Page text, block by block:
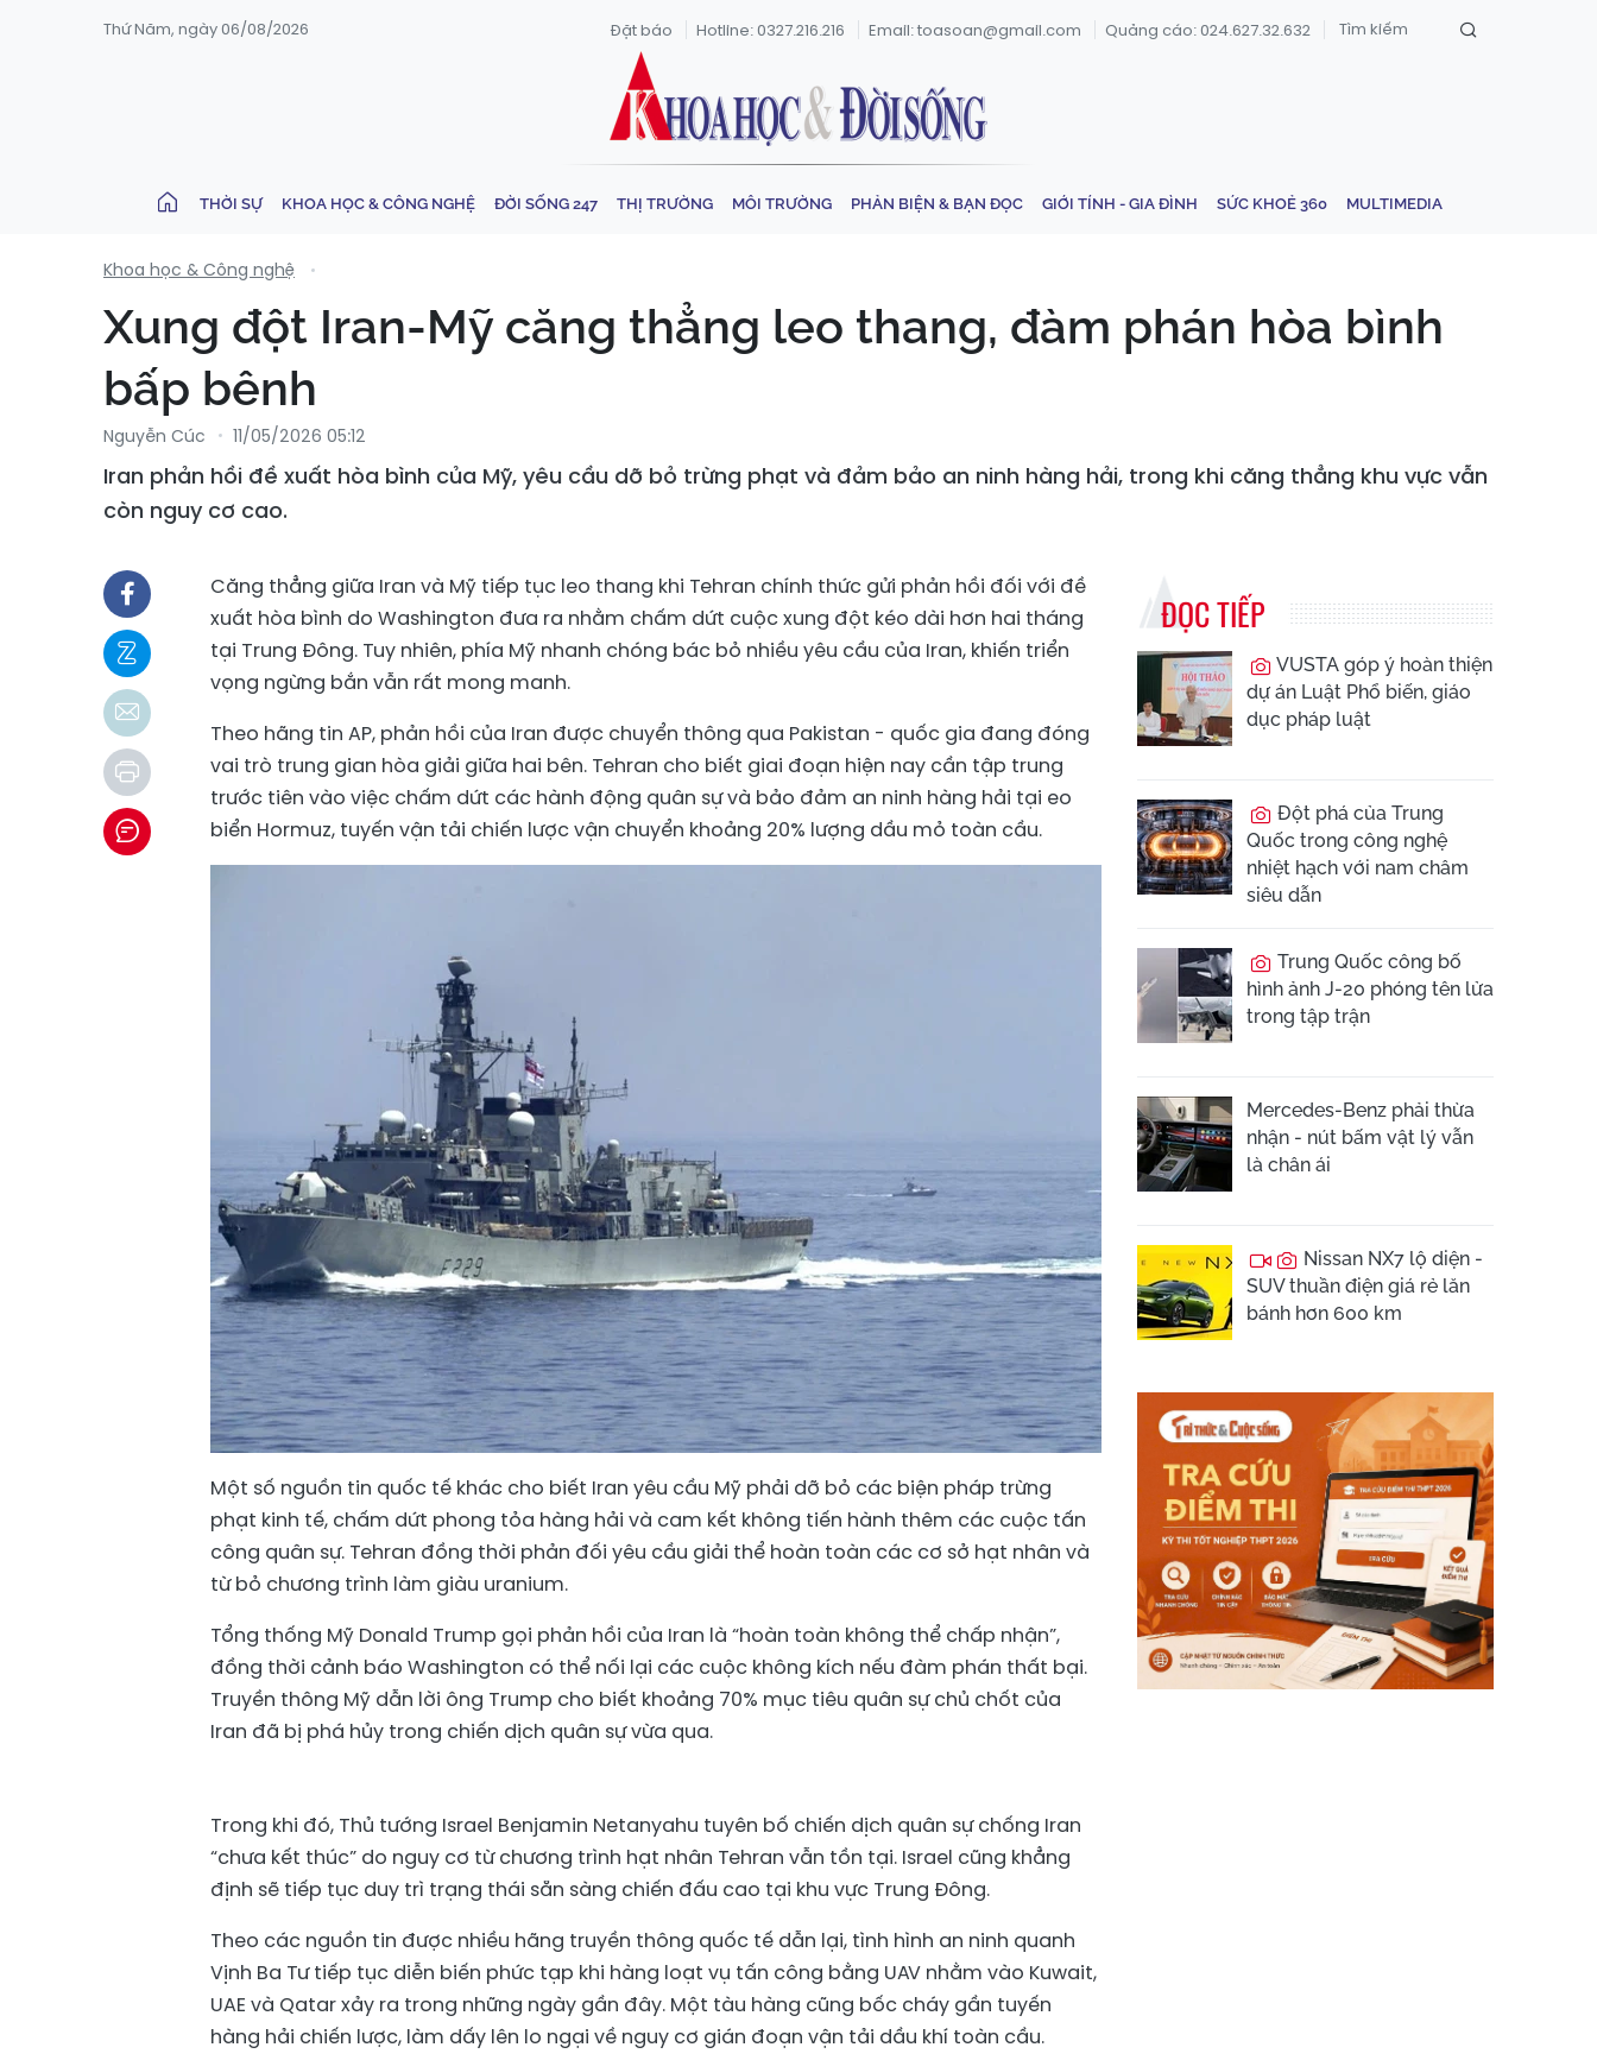
Thứ Năm, ngày 06/08/2026 Đặt báo Hotline: 0327.216.216 Email: toasoan@gmail.com Quảng cáo: 024.627.32.632
THỜI SỰ KHOA HỌC & CÔNG NGHỆ ĐỜI SỐNG 247 THỊ TRƯỜNG MÔI TRƯỜNG PHẢN BIỆN & BẠN ĐỌC GIỚI TÍNH - GIA ĐÌNH SỨC KHOẺ 360 MULTIMEDIA
Khoa học & Công nghệ
Xung đột Iran-Mỹ căng thẳng leo thang, đàm phán hòa bình
bấp bênh
Nguyễn Cúc 11/05/2026 05:12
Iran phản hồi đề xuất hòa bình của Mỹ, yêu cầu dỡ bỏ trừng phạt và đảm bảo an ninh hàng hải, trong khi căng thẳng khu vực vẫn
còn nguy cơ cao.
Căng thẳng giữa Iran và Mỹ tiếp tục leo thang khi Tehran chính thức gửi phản hồi đối với đề
xuất hòa bình do Washington đưa ra nhằm chấm dứt cuộc xung đột kéo dài hơn hai tháng
tại Trung Đông. Tuy nhiên, phía Mỹ nhanh chóng bác bỏ nhiều yêu cầu của Iran, khiến triển
vọng ngừng bắn vẫn rất mong manh.
Theo hãng tin AP, phản hồi của Iran được chuyển thông qua Pakistan - quốc gia đang đóng
vai trò trung gian hòa giải giữa hai bên. Tehran cho biết giai đoạn hiện nay cần tập trung
trước tiên vào việc chấm dứt các hành động quân sự và bảo đảm an ninh hàng hải tại eo
biển Hormuz, tuyến vận tải chiến lược vận chuyển khoảng 20% lượng dầu mỏ toàn cầu.
Một số nguồn tin quốc tế khác cho biết Iran yêu cầu Mỹ phải dỡ bỏ các biện pháp trừng
phạt kinh tế, chấm dứt phong tỏa hàng hải và cam kết không tiến hành thêm các cuộc tấn
công quân sự. Tehran đồng thời phản đối yêu cầu giải thể hoàn toàn các cơ sở hạt nhân và
từ bỏ chương trình làm giàu uranium.
Tổng thống Mỹ Donald Trump gọi phản hồi của Iran là “hoàn toàn không thể chấp nhận”,
đồng thời cảnh báo Washington có thể nối lại các cuộc không kích nếu đàm phán thất bại.
Truyền thông Mỹ dẫn lời ông Trump cho biết khoảng 70% mục tiêu quân sự chủ chốt của
Iran đã bị phá hủy trong chiến dịch quân sự vừa qua.
Trong khi đó, Thủ tướng Israel Benjamin Netanyahu tuyên bố chiến dịch quân sự chống Iran
“chưa kết thúc” do nguy cơ từ chương trình hạt nhân Tehran vẫn tồn tại. Israel cũng khẳng
định sẽ tiếp tục duy trì trạng thái sẵn sàng chiến đấu cao tại khu vực Trung Đông.
Theo các nguồn tin được nhiều hãng truyền thông quốc tế dẫn lại, tình hình an ninh quanh
Vịnh Ba Tư tiếp tục diễn biến phức tạp khi hàng loạt vụ tấn công bằng UAV nhằm vào Kuwait,
UAE và Qatar xảy ra trong những ngày gần đây. Một tàu hàng cũng bốc cháy gần tuyến
hàng hải chiến lược, làm dấy lên lo ngại về nguy cơ gián đoạn vận tải dầu khí toàn cầu.
ĐỌC TIẾP
VUSTA góp ý hoàn thiện
dự án Luật Phổ biến, giáo
dục pháp luật
Đột phá của Trung
Quốc trong công nghệ
nhiệt hạch với nam châm
siêu dẫn
Trung Quốc công bố
hình ảnh J-20 phóng tên lửa
trong tập trận
Mercedes-Benz phải thừa
nhận - nút bấm vật lý vẫn
là chân ái
Nissan NX7 lộ diện -
SUV thuần điện giá rẻ lăn
bánh hơn 600 km